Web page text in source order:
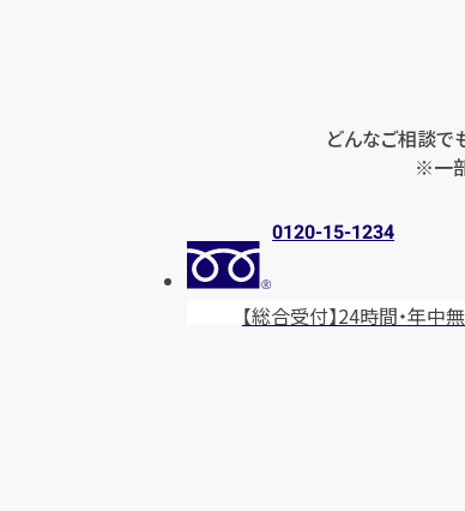
どんなご相談で
※一
0120-15-1234
【総合受付】24時間・年中